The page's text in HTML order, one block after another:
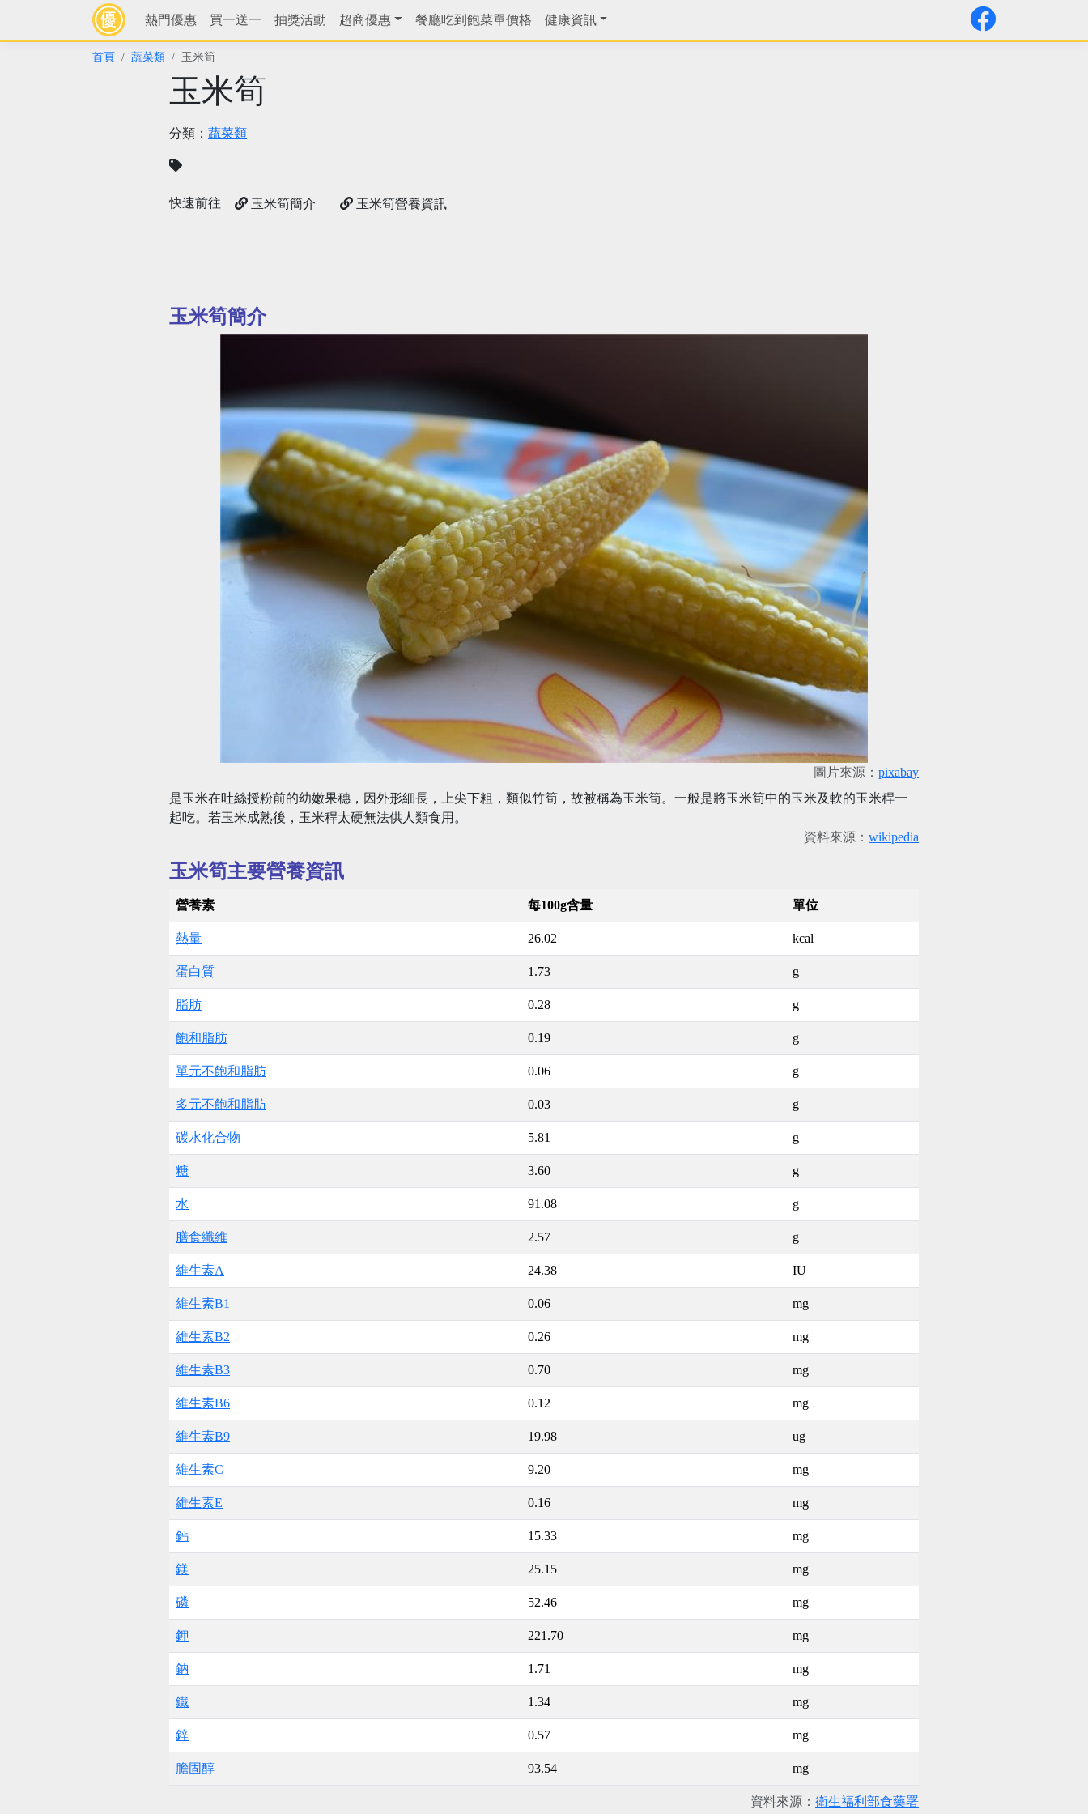
熱門優惠 買一送一 抽獎活動 超商優惠 餐廳吃到飽菜單價格 健康資訊
首頁 蔬菜類 玉米筍
玉米筍
分類： 蔬菜類
快速前往 玉米筍簡介 玉米筍營養資訊
玉米筍簡介
圖片來源： pixabay
是玉米在吐絲授粉前的幼嫩果穗，因外形細長，上尖下粗，類似竹筍，故被稱為玉米筍。一般是將玉米筍中的玉米及軟的玉米稈一
起吃。若玉米成熟後，玉米稈太硬無法供人類食用。
資料來源： wikipedia
玉米筍主要營養資訊
營養素 每100g含量 單位
熱量 26.02 kcal
蛋白質 1.73 g
脂肪 0.28 g
飽和脂肪 0.19 g
單元不飽和脂肪 0.06 g
多元不飽和脂肪 0.03 g
碳水化合物 5.81 g
糖 3.60 g
水 91.08 g
膳食纖維 2.57 g
維生素A 24.38 IU
維生素B1 0.06 mg
維生素B2 0.26 mg
維生素B3 0.70 mg
維生素B6 0.12 mg
維生素B9 19.98 ug
維生素C 9.20 mg
維生素E 0.16 mg
鈣 15.33 mg
鎂 25.15 mg
磷 52.46 mg
鉀 221.70 mg
鈉 1.71 mg
鐵 1.34 mg
鋅 0.57 mg
膽固醇 93.54 mg
資料來源： 衛生福利部食藥署